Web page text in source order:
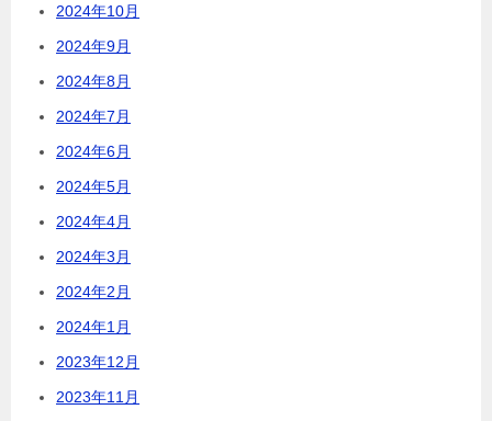
2024年10月
2024年9月
2024年8月
2024年7月
2024年6月
2024年5月
2024年4月
2024年3月
2024年2月
2024年1月
2023年12月
2023年11月